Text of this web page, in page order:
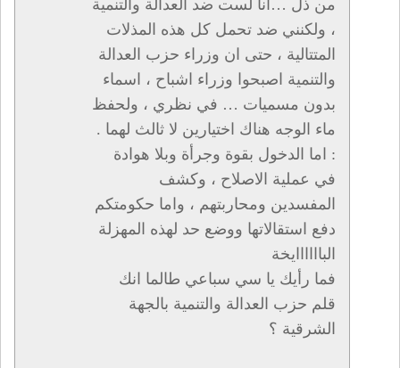
من ذل …أنا لست ضد العدالة والتنمية
، ولكنني ضد تحمل كل هذه المذلات
المتتالية ، حتى ان وزراء حزب العدالة
والتنمية اصبحوا وزراء اشباح ، اسماء
بدون مسميات … في نظري ، ولحفظ
ماء الوجه هناك اختيارين لا ثالث لهما .
: اما الدخول بقوة وجرأة وبلا هوادة
في عملية الاصلاح ، وكشف
المفسدين ومحاربتهم ، واما حكومتكم
دفع استقالاتها ووضع حد لهذه المهزلة
الباااااايخة
فما رأيك يا سي سباعي طالما انك
قلم حزب العدالة والتنمية بالجهة
الشرقية ؟